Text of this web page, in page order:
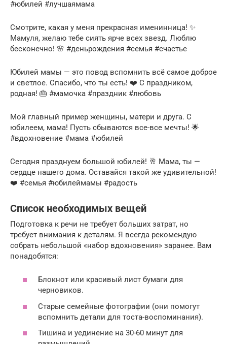
#юбилей #лучшаямама
Смотрите, какая у меня прекрасная именинница! ✨
Мамуля, желаю тебе сиять ярче всех звезд. Люблю
бесконечно! 🌸 #деньрождения #семья #счастье
Юбилей мамы — это повод вспомнить всё самое доброе
и светлое. Спасибо, что ты есть! ❤️ С праздником,
родная! 🎂 #мамочка #праздник #любовь
Мой главный пример женщины, матери и друга. С
юбилеем, мама! Пусть сбываются все-все мечты! 🌟
#вдохновение #мама #юбилей
Сегодня празднуем большой юбилей! 🥂 Мама, ты —
сердце нашего дома. Оставайся такой же удивительной!
❤️ #семья #юбилеймамы #радость
Список необходимых вещей
Подготовка к речи не требует больших затрат, но
требует внимания к деталям. Я всегда рекомендую
собрать небольшой «набор вдохновения» заранее. Вам
понадобятся:
Блокнот или красивый лист бумаги для
черновиков.
Старые семейные фотографии (они помогут
вспомнить детали для тоста-воспоминания).
Тишина и уединение на 30-60 минут для